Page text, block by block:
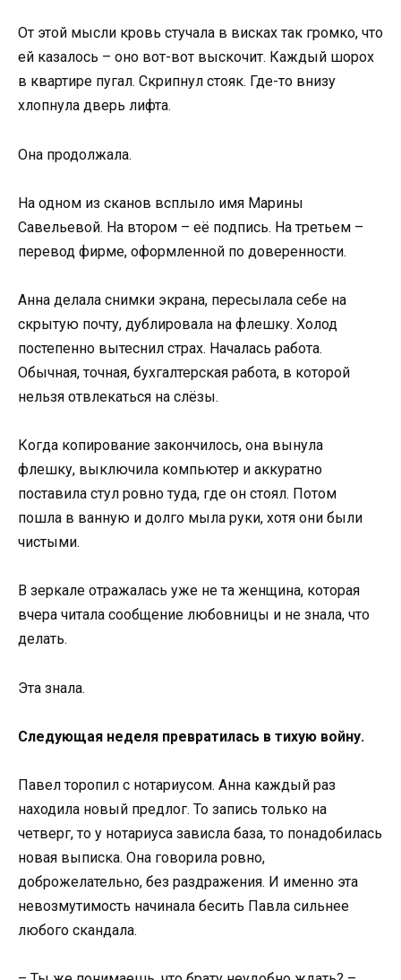
От этой мысли кровь стучала в висках так громко, что
ей казалось – оно вот-вот выскочит. Каждый шорох
в квартире пугал. Скрипнул стояк. Где-то внизу
хлопнула дверь лифта.
Она продолжала.
На одном из сканов всплыло имя Марины
Савельевой. На втором – её подпись. На третьем –
перевод фирме, оформленной по доверенности.
Анна делала снимки экрана, пересылала себе на
скрытую почту, дублировала на флешку. Холод
постепенно вытеснил страх. Началась работа.
Обычная, точная, бухгалтерская работа, в которой
нельзя отвлекаться на слёзы.
Когда копирование закончилось, она вынула
флешку, выключила компьютер и аккуратно
поставила стул ровно туда, где он стоял. Потом
пошла в ванную и долго мыла руки, хотя они были
чистыми.
В зеркале отражалась уже не та женщина, которая
вчера читала сообщение любовницы и не знала, что
делать.
Эта знала.
Следующая неделя превратилась в тихую войну.
Павел торопил с нотариусом. Анна каждый раз
находила новый предлог. То запись только на
четверг, то у нотариуса зависла база, то понадобилась
новая выписка. Она говорила ровно,
доброжелательно, без раздражения. И именно эта
невозмутимость начинала бесить Павла сильнее
любого скандала.